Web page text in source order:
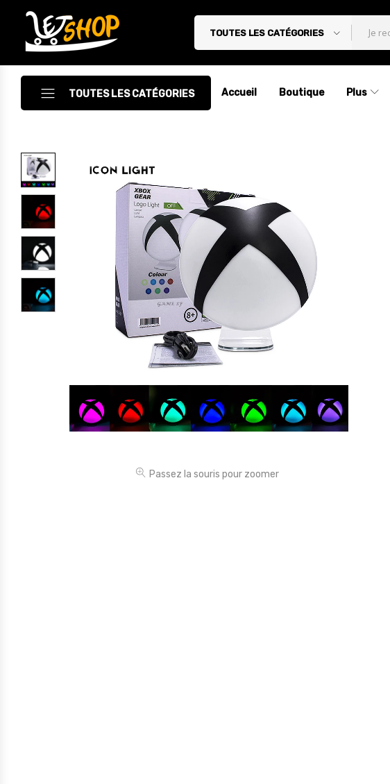
Letshop.dz
TOUTES LES CATÉGORIES
TOUTES LES CATÉGORIES
Accessoires
Accessoires Auto/Moto
Accessoires PC
Camping & Randonnée
Cuisine
Décoration
Electroménager
Maternité
Outillages & Bricolage
Accueil Boutique Plus
Passez la souris pour zoomer